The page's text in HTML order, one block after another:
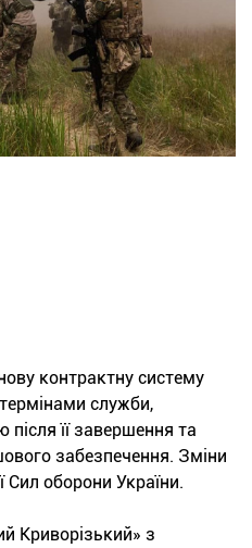
контрактну систему
служби,
її завершення та
забезпечення. Зміни
оборони України.
Криворізький» з